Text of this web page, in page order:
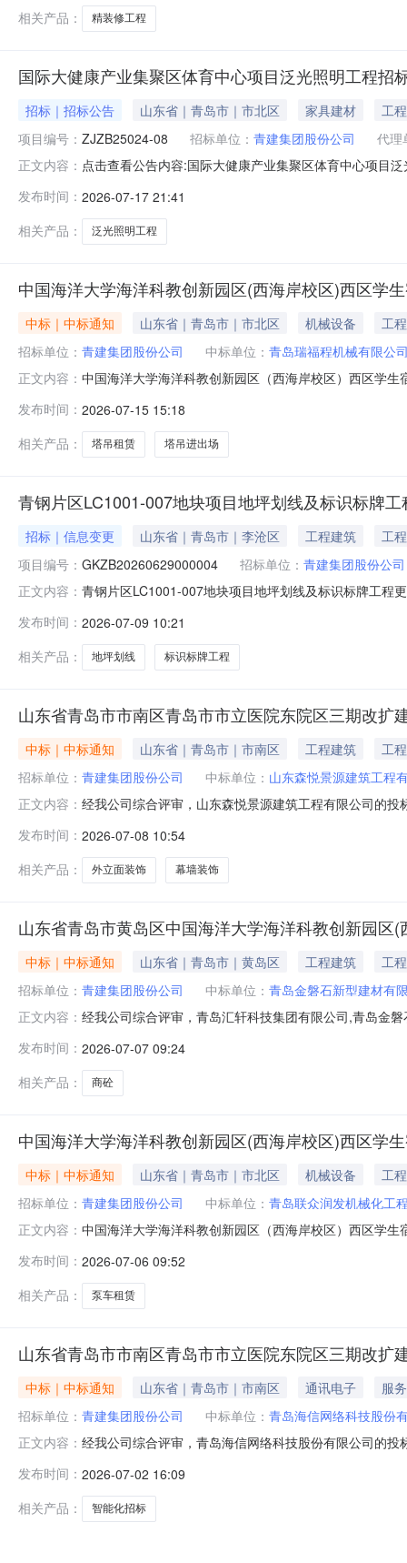
相关产品： 精装修工程
国际大健康产业集聚区体育中心项目泛光照明工程招
招标｜招标公告 山东省｜青岛市｜市北区 家具建材
工程
项目编号： ZJZB25024-08 招标单位： 青建集团股份公司
代理
正文内容： 点击查看公告内容:国际大健康产业集聚区体育中心项目
发布时间： 2026-07-17 21:41
相关产品：
泛光照明工程
中国海洋大学海洋科教创新园区(西海岸校区)西区学
中标｜中标通知 山东省｜青岛市｜市北区 机械设备
工程
招标单位： 青建集团股份公司 中标单位： 青岛瑞福程机械有限公
正文内容： 中国海洋大学海洋科教创新园区（西海岸校区）西区学
位，现予以公示。自本公告发布之日起3个工作日内无举
租赁合同》、《建筑施工起重机械安装拆卸合同》。
发布时间： 2026-07-15 15:18
相关产品：
塔吊租赁 塔吊进出场
青钢片区LC1001-007地块项目地坪划线及标识标牌
招标｜信息变更 山东省｜青岛市｜李沧区 工程建筑
工程
项目编号： GKZB20260629000004 招标单位： 青建集团股份公司
正文内容： 青钢片区LC1001-007地块项目地坪划线及标识标牌工程
况:详见招标公告第1标段/包标段/包名称:青钢片区
发布时间： 2026-07-09 10:21
相关产品：
地坪划线 标识标牌工程
山东省青岛市市南区青岛市市立医院东院区三期改扩
中标｜中标通知 山东省｜青岛市｜市南区 工程建筑
工程
招标单位： 青建集团股份公司 中标单位： 山东森悦景源建筑工程
正文内容： 经我公司综合评审，山东森悦景源建筑工程有限公司的
公司发出中标通知，请该公司持中标通知书签订合同。
发布时间： 2026-07-08 10:54
相关产品：
外立面装饰 幕墙装饰
山东省青岛市黄岛区中国海洋大学海洋科教创新园
中标｜中标通知 山东省｜青岛市｜黄岛区 工程建筑
工程
招标单位： 青建集团股份公司 中标单位： 青岛金磐石新型建材有
正文内容： 经我公司综合评审，青岛汇轩科技集团有限公司,青岛金
工作日内无举报或投诉的，我公司将书面向青岛汇轩科
jiancha@ucujcn.com
发布时间： 2026-07-07 09:24
相关产品：
商砼
中国海洋大学海洋科教创新园区(西海岸校区)西区学
中标｜中标通知 山东省｜青岛市｜市北区 机械设备
工程
招标单位： 青建集团股份公司 中标单位： 青岛联众润发机械化工
正文内容： 中国海洋大学海洋科教创新园区（西海岸校区）西区学
本公告发布之日起3个工作日内无举报或投诉的，我公司
诉邮箱：jiancha@cnqc.com招标
发布时间： 2026-07-06 09:52
相关产品：
泵车租赁
山东省青岛市市南区青岛市市立医院东院区三期改扩
中标｜中标通知 山东省｜青岛市｜市南区 通讯电子
服务
招标单位： 青建集团股份公司 中标单位： 青岛海信网络科技股份
正文内容： 经我公司综合评审，青岛海信网络科技股份有限公司的
发出中标通知，请该公司持中标通知书签订合同。经我
岛市市立医院东院区
发布时间： 2026-07-02 16:09
相关产品：
智能化招标